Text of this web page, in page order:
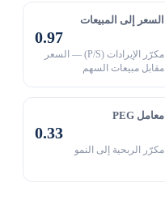
السعر إلى المبيعات
0.97
مكرّر الإيرادات (P/S) — السعر
مقابل مبيعات السهم
معامل PEG
0.33
مكرّر الربحية إلى النمو